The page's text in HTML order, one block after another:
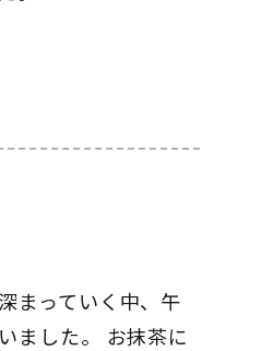
まっていく中、午
ました。 お抹茶に